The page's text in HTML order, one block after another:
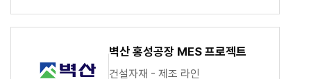
벽산 홍성공장 MES 프로젝트
건설자재 - 제조 라인